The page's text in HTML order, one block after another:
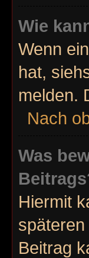
Wie
Wenn
hat,
melden.
Nach
Was
Hiermit
Beitrag